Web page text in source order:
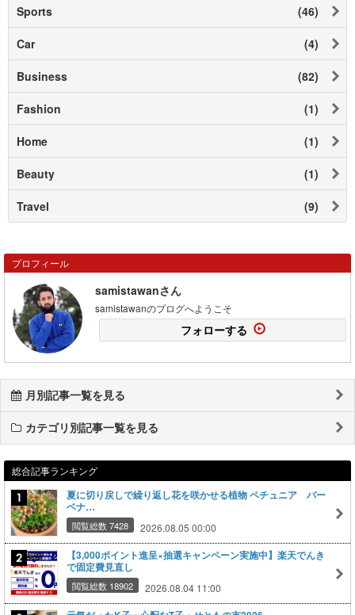
Sports (46)
Car (4)
Business (82)
Fashion (1)
Home (1)
Beauty (1)
Travel (9)
プロフィール
samistawanさん
samistawanのブログへようこそ
フォローする
月別記事一覧を見る
カテゴリ別記事一覧を見る
総合記事ランキング
夏に切り戻しで繰り返し花を咲かせる植物 ペチュニア バー
ベナ…
閲覧総数 7428 2026.08.05 00:00
【3,000ポイント進呈×抽選キャンペーン実施中】楽天でんき
で固定費見直し
閲覧総数 18902 2026.08.04 11:00